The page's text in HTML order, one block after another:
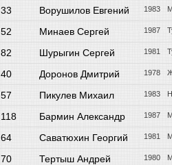
33 Ворушилов Евгений 1983
52 Минаев Сергей 1987
82 Шурыгин Сергей 1981
40 Доронов Дмитрий 1978
57 Пикулев Михаил 1983
118 Бармин Александр 1987
64 Саватюхин Георгий 1981
70 Тертыш Андрей 1980